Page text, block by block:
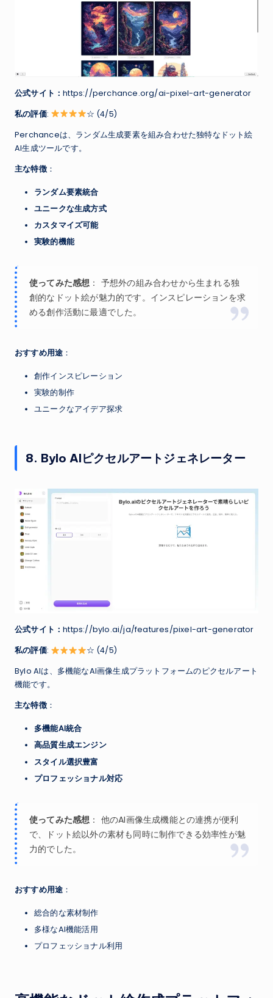
公式サイト：https://perchance.org/ai-pixel-art-generator
私の評価:
☆ (4/5)
Perchanceは、ランダム生成要素を組み合わせた独特なドット絵
AI生成ツールです。
主な特徴：
ランダム要素統合
ユニークな生成方式
カスタマイズ可能
実験的機能
使ってみた感想 ： 予想外の組み合わせから生まれる独
創的なドット絵が魅力的です。インスピレーションを求
める創作活動に最適でした。
おすすめ用途 ：
創作インスピレーション
実験的制作
ユニークなアイデア探求
8. Bylo AIピクセルアートジェネレーター
公式サイト：https://bylo.ai/ja/features/pixel-art-generator
私の評価:
☆ (4/5)
Bylo AIは、多機能なAI画像生成プラットフォームのピクセルアート
機能です。
主な特徴：
多機能AI統合
高品質生成エンジン
スタイル選択豊富
プロフェッショナル対応
使ってみた感想 ： 他のAI画像生成機能との連携が便利
で、ドット絵以外の素材も同時に制作できる効率性が魅
力的でした。
おすすめ用途 ：
総合的な素材制作
多様なAI機能活用
プロフェッショナル利用